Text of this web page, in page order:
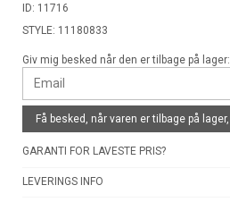
ID: 11716
STYLE: 11180833
Giv mig besked når den er tilbage på lager:
Få besked, når varen er tilbage på lager,
GARANTI FOR LAVESTE PRIS?
LEVERINGS INFO